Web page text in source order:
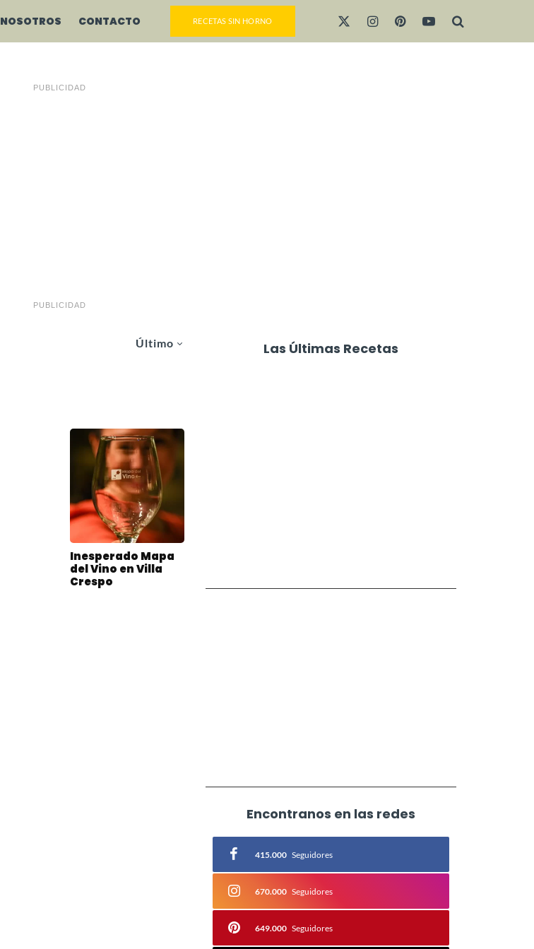
NOSOTROS CONTACTO RECETAS SIN HORNO
PUBLICIDAD
PUBLICIDAD
Último
Inesperado Mapa
del Vino en Villa
Crespo
Las Últimas Recetas
Encontranos en las redes
415.000 Seguidores
670.000 Seguidores
649.000 Seguidores